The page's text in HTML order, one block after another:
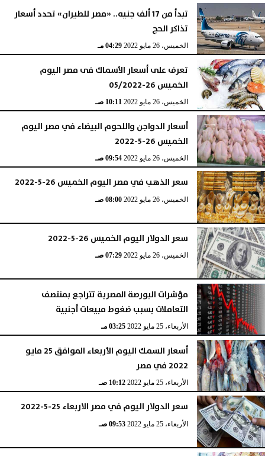
تبدأ من 17 ألف جنيه.. «مصر للطيران» تحدد أسعار
تذاكر الحج
الخميس، 26 مايو 2022 04:29 مـ
تعرف على أسعار الأسماك فى مصر اليوم
الخميس 26-05/2022
الخميس، 26 مايو 2022 10:11 صـ
أسعار الدواجن واللحوم البيضاء في مصر اليوم
الخميس 26-5-2022
الخميس، 26 مايو 2022 09:54 صـ
سعر الذهب في مصر اليوم الخميس 26-5-2022
الخميس، 26 مايو 2022 08:00 صـ
سعر الدولار اليوم الخميس 26-5-2022
الخميس، 26 مايو 2022 07:29 صـ
مؤشرات البورصة المصرية تتراجع بمنتصف
التعاملات بسبب ضغوط مبيعات أجنبية
الأربعاء، 25 مايو 2022 03:25 مـ
أسعار السمك اليوم الأربعاء الموافق 25 مايو
2022 في مصر
الأربعاء، 25 مايو 2022 10:12 صـ
سعر الدولار اليوم في مصر الاربعاء 25-5-2022
الأربعاء، 25 مايو 2022 09:53 صـ